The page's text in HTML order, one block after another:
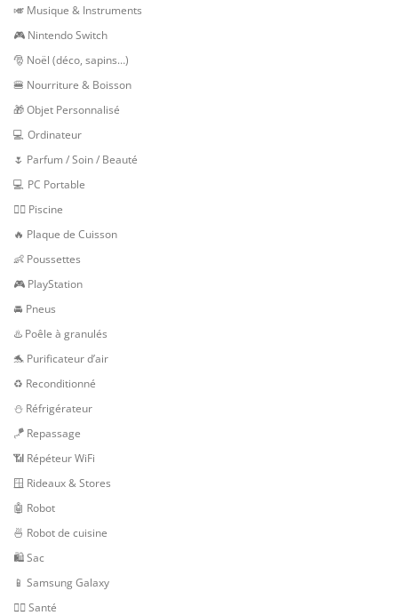
🎺 Musique & Instruments
🎮 Nintendo Switch
🎅 Noël (déco, sapins…)
🍔 Nourriture & Boisson
🎁 Objet Personnalisé
💻 Ordinateur
🌷 Parfum / Soin / Beauté
💻 PC Portable
🏊‍♂️ Piscine
🔥 Plaque de Cuisson
👶 Poussettes
🎮 PlayStation
🚘 Pneus
♨️ Poêle à granulés
🐬 Purificateur d’air
♻️ Reconditionné
⛄ Réfrigérateur
🪁 Repassage
📶 Répéteur WiFi
🪟 Rideaux & Stores
🤖 Robot
🍜 Robot de cuisine
🛍 Sac
📱 Samsung Galaxy
👨‍⚕️ Santé